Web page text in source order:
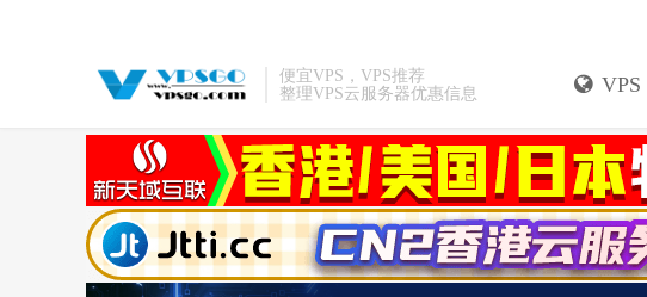
便宜VPS，VPS推荐
整理VPS云服务器优惠信息
VPS